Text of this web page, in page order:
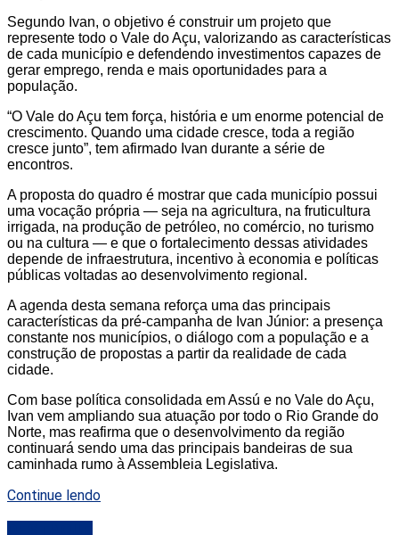
Segundo Ivan, o objetivo é construir um projeto que
represente todo o Vale do Açu, valorizando as características
de cada município e defendendo investimentos capazes de
gerar emprego, renda e mais oportunidades para a
população.
“O Vale do Açu tem força, história e um enorme potencial de
crescimento. Quando uma cidade cresce, toda a região
cresce junto”, tem afirmado Ivan durante a série de
encontros.
A proposta do quadro é mostrar que cada município possui
uma vocação própria — seja na agricultura, na fruticultura
irrigada, na produção de petróleo, no comércio, no turismo
ou na cultura — e que o fortalecimento dessas atividades
depende de infraestrutura, incentivo à economia e políticas
públicas voltadas ao desenvolvimento regional.
A agenda desta semana reforça uma das principais
características da pré-campanha de Ivan Júnior: a presença
constante nos municípios, o diálogo com a população e a
construção de propostas a partir da realidade de cada
cidade.
Com base política consolidada em Assú e no Vale do Açu,
Ivan vem ampliando sua atuação por todo o Rio Grande do
Norte, mas reafirma que o desenvolvimento da região
continuará sendo uma das principais bandeiras de sua
caminhada rumo à Assembleia Legislativa.
Continue lendo